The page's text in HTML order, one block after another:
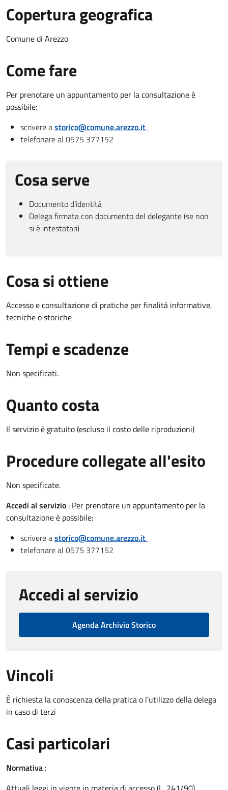
Copertura geografica
Comune di Arezzo
Come fare
Per prenotare un appuntamento per la consultazione è
possibile:
scrivere astorico@comune.arezzo.it
telefonare al 0575 377152
Cosa serve
Documento d’identità
Delega firmata con documento del delegante (se non
si è intestatari)
Cosa si ottiene
Accesso e consultazione di pratiche per finalità informative,
tecniche o storiche
Tempi e scadenze
Non specificati.
Quanto costa
Il servizio è gratuito (escluso il costo delle riproduzioni)
Procedure collegate all'esito
Non specificate.
Accedi al servizio : Per prenotare un appuntamento per la
consultazione è possibile:
scrivere astorico@comune.arezzo.it
telefonare al 0575 377152
Accedi al servizio
Agenda Archivio Storico
Vincoli
È richiesta la conoscenza della pratica o l’utilizzo della delega
in caso di terzi
Casi particolari
Normativa :